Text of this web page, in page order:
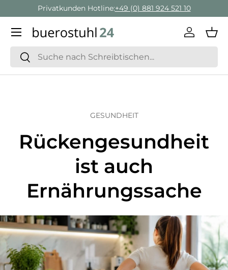
Direkt zum Inhalt
Privatkunden Hotline:+49 (0) 881 924 521 10
Suchen
Suchen
Menü
GESUNDHEIT
Rückengesundheit
ist auch
Ernährungssache